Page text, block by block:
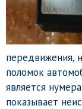
передвижения,
поломок
является
показывает